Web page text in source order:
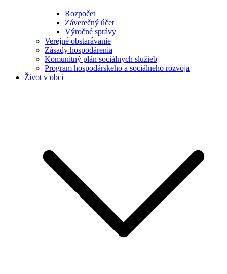
Rozpočet
Záverečný účet
Výročné správy
Verejné obstarávanie
Zásady hospodárenia
Komunitný plán sociálnych služieb
Program hospodárskeho a sociálneho rozvoja
Život v obci